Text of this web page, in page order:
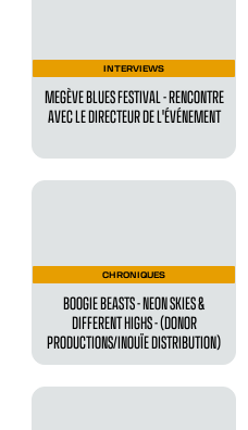
INTERVIEWS
MEGÈVE BLUES FESTIVAL - RENCONTRE
AVEC LE DIRECTEUR DE L'ÉVÉNEMENT
CHRONIQUES
BOOGIE BEASTS - NEON SKIES &
DIFFERENT HIGHS - (DONOR
PRODUCTIONS/INOUÏE DISTRIBUTION)